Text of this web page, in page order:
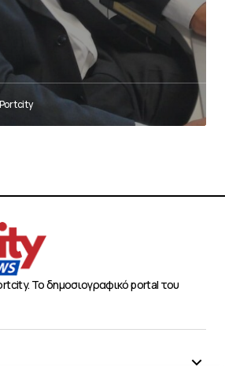
Portcity
Το δημοσιογραφικό portal του